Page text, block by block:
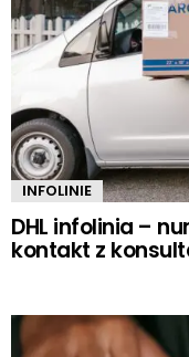
INFOLINIE
DHL infolinia –
kontakt z